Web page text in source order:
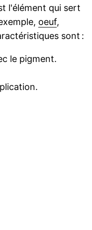
l'élément qui sert
oeuf,
sont :
le pigment.